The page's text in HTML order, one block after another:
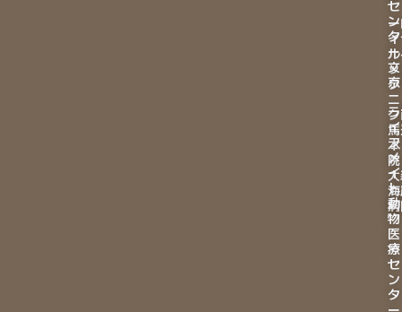
本
セ
ン
タ
ー
文
京
ラ
イ
フ
メ
イ
ト
動
物
医
療
セ
ン
タ